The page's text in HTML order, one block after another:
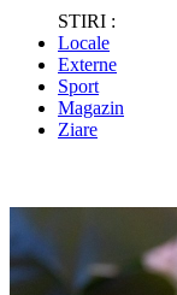
STIRI :
Locale
Externe
Sport
Magazin
Ziare